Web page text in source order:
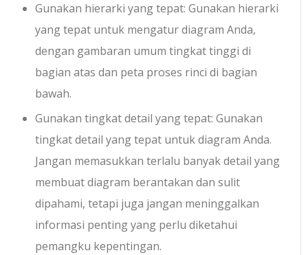
Gunakan hierarki yang tepat: Gunakan hierarki
yang tepat untuk mengatur diagram Anda,
dengan gambaran umum tingkat tinggi di
bagian atas dan peta proses rinci di bagian
bawah.
Gunakan tingkat detail yang tepat: Gunakan
tingkat detail yang tepat untuk diagram Anda.
Jangan memasukkan terlalu banyak detail yang
membuat diagram berantakan dan sulit
dipahami, tetapi juga jangan meninggalkan
informasi penting yang perlu diketahui
pemangku kepentingan.